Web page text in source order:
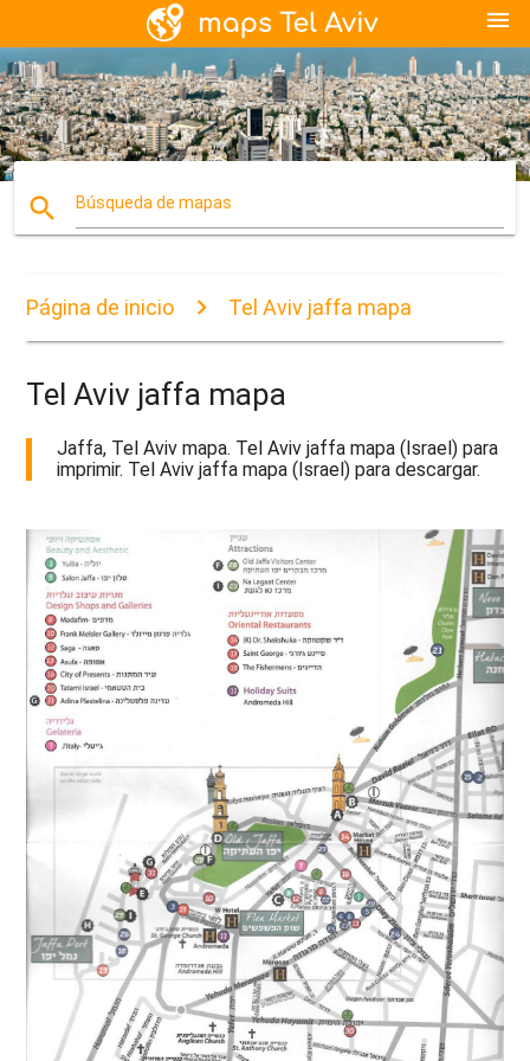
menu
search Búsqueda de mapas
Página de inicio Tel Aviv jaffa mapa
Tel Aviv jaffa mapa
Jaffa, Tel Aviv mapa. Tel Aviv jaffa mapa (Israel) para
imprimir. Tel Aviv jaffa mapa (Israel) para descargar.